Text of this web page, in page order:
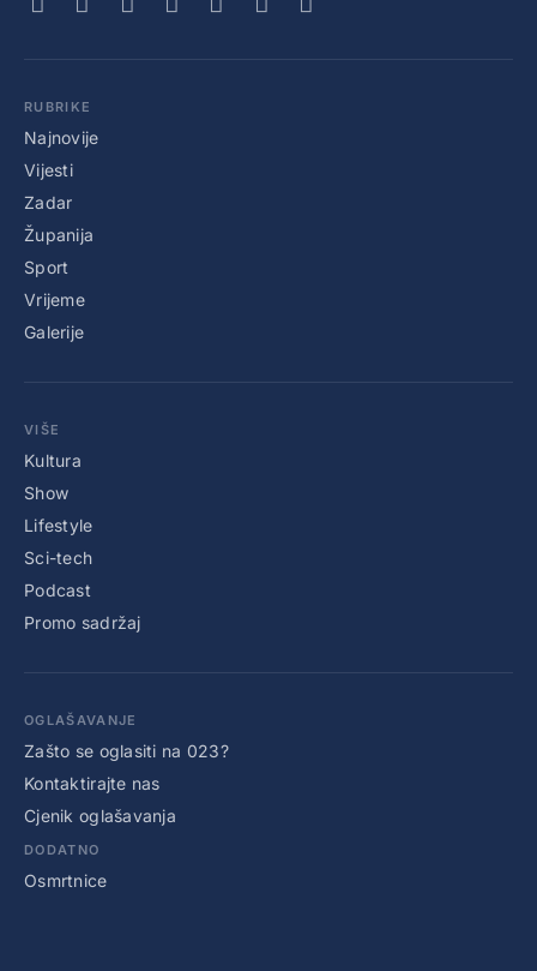
RUBRIKE
Najnovije
Vijesti
Zadar
Županija
Sport
Vrijeme
Galerije
VIŠE
Kultura
Show
Lifestyle
Sci-tech
Podcast
Promo sadržaj
OGLAŠAVANJE
Zašto se oglasiti na 023?
Kontaktirajte nas
Cjenik oglašavanja
DODATNO
Osmrtnice